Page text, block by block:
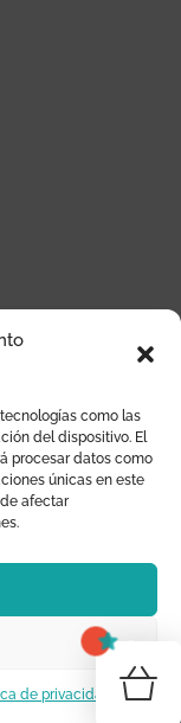
como las
del dispositivo. El
procesar datos como
únicas en este
afectar
de privacidad